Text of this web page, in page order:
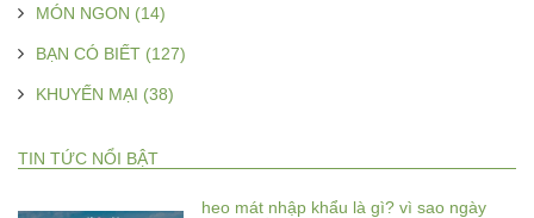
MÓN NGON (14)
BẠN CÓ BIẾT (127)
KHUYẾN MẠI (38)
TIN TỨC NỔI BẬT
heo mát nhập khẩu là gì? vì sao ngày